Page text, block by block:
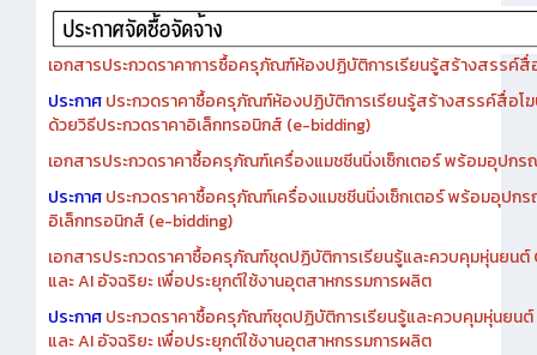
เอกสารประกวดราคาการซื้อครุภัณฑ์ห้องปฏิบัติการเรียนรู้สร้างสรรค์
ประกาศประกวดราคาซื้อครุภัณฑ์ห้องปฏิบัติการเรียนรู้สร้างสรรค์สื่อโ
ด้วยวิธีประกวดราคาอิเล็กทรอนิกส์ (e-bidding)
เอกสารประกวดราคาซื้อครุภัณฑ์เครื่องแมชชีนนิ่งเซ็กเตอร์ พร้อมอุปก
ประกาศประกวดราคาซื้อครุภัณฑ์เครื่องแมชชีนนิ่งเซ็กเตอร์ พร้อมอุปก
อิเล็กทรอนิกส์ (e-bidding)
เอกสารประกวดราคาซื้อครุภัณฑ์ชุดปฏิบัติการเรียนรู้และควบคุมหุ่นยน
และ AI อัจฉริยะ เพื่อประยุกต์ใช้งานอุตสาหกรรมการผลิต
ประกาศประกวดราคาซื้อครุภัณฑ์ชุดปฏิบัติการเรียนรู้และควบคุมหุ่นยน
และ AI อัจฉริยะ เพื่อประยุกต์ใช้งานอุตสาหกรรมการผลิต